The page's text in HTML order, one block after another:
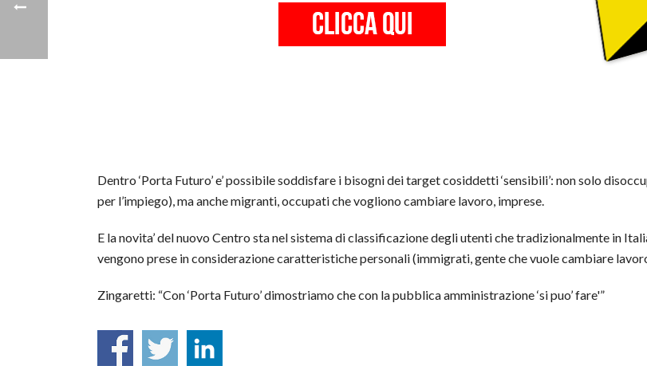
Dentro ‘Porta Futuro’ e’ possibile soddisfare i bisogni dei target cosiddetti ‘sensibili’: non solo
per l’impiego), ma anche migranti, occupati che vogliono cambiare lavoro, imprese.
E la novita’ del nuovo Centro sta nel sistema di classificazione degli utenti che tradizionalmente in
vengono prese in considerazione caratteristiche personali (immigrati, gente che vuole cambiare
Zingaretti: “Con ‘Porta Futuro’ dimostriamo che con la pubblica amministrazione ‘si puo’ fare'”